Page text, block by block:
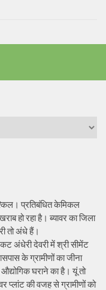
प्रतिबंधित केमिकल
हो रहा है। ब्यावर का जिला
तो अंधे हैं।
अंधेरी देवरी में श्री सीमेंट
के ग्रामीणों का जीना
घराने का है। यूं तो
प्लांट की वजह से ग्रामीणों को